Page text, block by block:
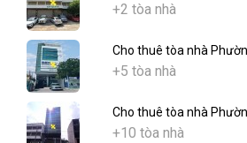
+2 tòa nhà
Cho thuê tòa nhà
+5 tòa nhà
Cho thuê tòa nhà
+10 tòa nhà